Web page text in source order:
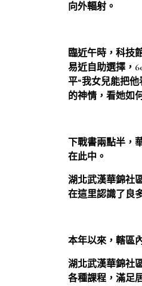
向外輻射。
臨近午時，科技
易近自助選擇，
平“我女兒能把
的神情，看她如
下戰書兩點半，
在此中。
湖北武漢華錦社
在這里認識了良
本年以來，轄區
湖北武漢華錦社
各種課程，滿足